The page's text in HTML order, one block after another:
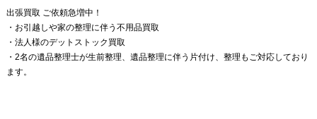
出張買取 ご依頼急増中！
・お引越しや家の整理に伴う不用品買取
・法人様のデットストック買取
・2名の遺品整理士が生前整理、遺品整理に伴う片付け、整理もご対応しており
ます。